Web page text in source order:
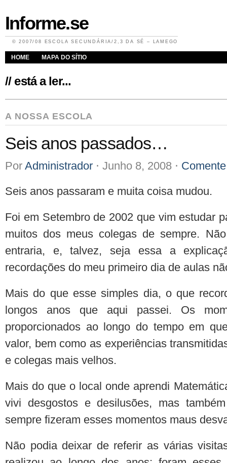
Informe.se
© 2007/08 ESCOLA SECUNDÁRIA/2,3 DA SÉ – LAMEGO
HOME MAPA DO SÍTIO
// está a ler...
A NOSSA ESCOLA
Seis anos passados…
Por Administrador ⋅ Junho 8, 2008 ⋅
Seis anos passaram e muita coisa mudou.
Foi em Setembro de 2002 que vim estudar
muitos dos meus colegas de sempre.
entraria, e, talvez, seja essa a
recordações do meu primeiro dia de aulas
Mais do que esse simples dia, o que
longos anos que aqui passei. Os
proporcionados ao longo do tempo em
valor, bem como as experiências
e colegas mais velhos.
Mais do que o local onde aprendi
vivi desgostos e desilusões, mas
sempre fizeram esses momentos maus
Não podia deixar de referir as várias